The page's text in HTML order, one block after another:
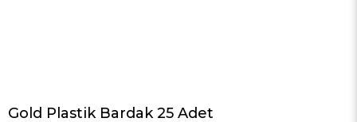
Gold Plastik Bardak 25 Adet